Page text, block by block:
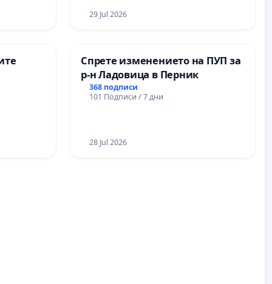
29 Jul 2026
Спрете изменението на ПУП за
р-н Ладовица в Перник
368 подписи
101 Подписи / 7 дни
28 Jul 2026